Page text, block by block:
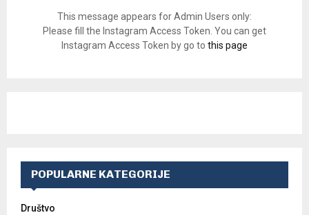
This message appears for Admin Users only:
Please fill the Instagram Access Token. You can get
Instagram Access Token by go to this page
POPULARNE KATEGORIJE
Društvo